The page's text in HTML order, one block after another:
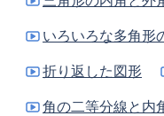
図で AB//CD, AB = CD
いろいろな多角形
折り返した図形
角の二等分線と内